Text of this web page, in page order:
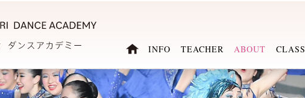
INFO TEACHER ABOUT CLASS